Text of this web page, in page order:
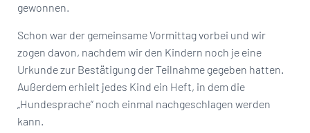
gewonnen.
Schon war der gemeinsame Vormittag vorbei und wir
zogen davon, nachdem wir den Kindern noch je eine
Urkunde zur Bestätigung der Teilnahme gegeben hatten.
Außerdem erhielt jedes Kind ein Heft, in dem die
„Hundesprache“ noch einmal nachgeschlagen werden
kann.